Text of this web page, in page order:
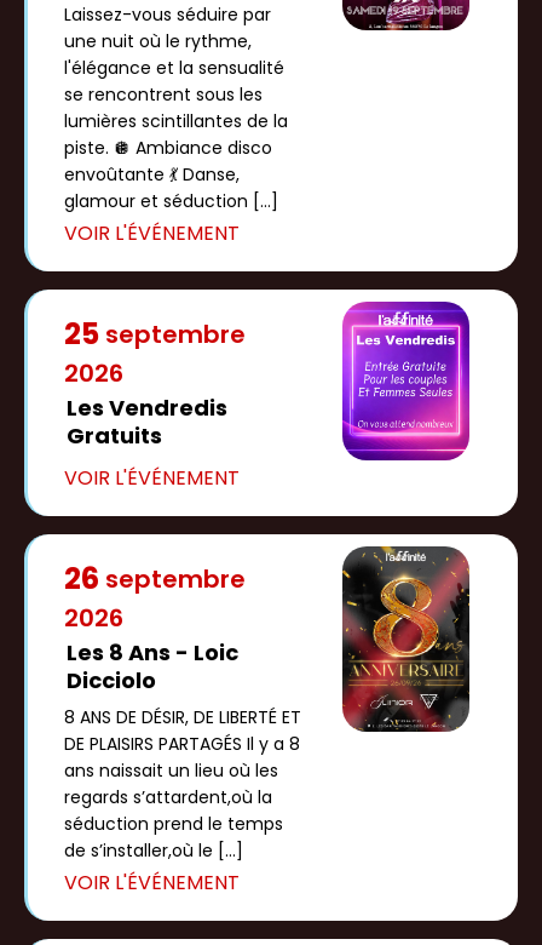
Laissez-vous séduire par
une nuit où le rythme,
l'élégance et la sensualité
se rencontrent sous les
lumières scintillantes de la
piste. 🪩 Ambiance disco
envoûtante 💃 Danse,
glamour et séduction […]
25 septembre
2026
Les Vendredis
Gratuits
26 septembre
2026
Les 8 Ans - Loic
Dicciolo
8 ANS DE DÉSIR, DE LIBERTÉ ET
DE PLAISIRS PARTAGÉS Il y a 8
ans naissait un lieu où les
regards s’attardent,où la
séduction prend le temps
de s’installer,où le […]